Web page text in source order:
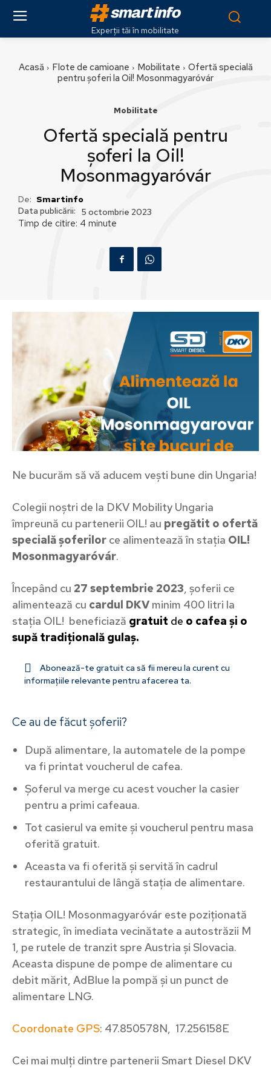
Experții tăi în mobilitate
Acasă Flote de camioane Mobilitate
Ofertă specială
pentru șoferi la Oil! Mosonmagyaróvár
Mobilitate
Ofertă specială pentru
șoferi la Oil!
Mosonmagyaróvár
De: Smartinfo
Data publicării:
5 octombrie 2023
Timp de citire: 4 minute
Ne bucurăm să vă aducem vești bune din Ungaria!
Colegii noștri de la DKV Mobility Ungaria
împreună cu partenerii OIL! au pregătit o ofertă
specială șoferilor ce alimentează în stația OIL!
Mosonmagyaróvár.
Începând cu 27 septembrie 2023, șoferii ce
alimentează cu cardul DKV minim 400 litri la
stația OIL! beneficiază gratuit de o cafea și o
supă tradițională gulaș.
Abonează-te gratuit ca să fii mereu la curent cu
informațiile relevante pentru afacerea ta.
Ce au de făcut șoferii?
După alimentare, la automatele de la pompe
va fi printat voucherul de cafea.
Șoferul va merge cu acest voucher la casier
pentru a primi cafeaua.
Tot casierul va emite și voucherul pentru masa
oferită gratuit.
Aceasta va fi oferită și servită în cadrul
restaurantului de lângă stația de alimentare.
Stația OIL! Mosonmagyaróvár este poziționată
strategic, în imediata vecinătate a autostrăzii M
1, pe rutele de tranzit spre Austria și Slovacia.
Aceasta dispune de pompe de alimentare cu
debit mărit, AdBlue la pompă și un punct de
alimentare LNG.
Coordonate GPS: 47.850578N, 17.256158E
Cei mai mulți dintre partenerii Smart Diesel DKV